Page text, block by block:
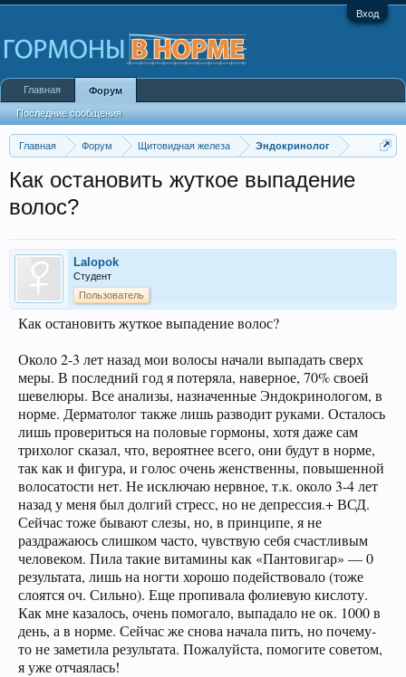
Вход
Главная Форум Щитовидная железа Эндокринолог
Как остановить жуткое выпадение
волос?
Lalopok
Студент
Пользователь
Как остановить жуткое выпадение волос?
Около 2-3 лет назад мои волосы начали выпадать сверх
меры. В последний год я потеряла, наверное, 70% своей
шевелюры. Все анализы, назначенные Эндокринологом, в
норме. Дерматолог также лишь разводит руками. Осталось
лишь провериться на половые гормоны, хотя даже сам
трихолог сказал, что, вероятнее всего, они будут в норме,
так как и фигура, и голос очень женственны, повышенной
волосатости нет. Не исключаю нервное, т.к. около 3-4 лет
назад у меня был долгий стресс, но не депрессия.+ ВСД.
Сейчас тоже бывают слезы, но, в принципе, я не
раздражаюсь слишком часто, чувствую себя счастливым
человеком. Пила такие витамины как «Пантовигар» — 0
результата, лишь на ногти хорошо подействовало (тоже
слоятся оч. Сильно). Еще пропивала фолиевую кислоту.
Как мне казалось, очень помогало, выпадало не ок. 1000 в
день, а в норме. Сейчас же снова начала пить, но почему-
то не заметила результата. Пожалуйста, помогите советом,
я уже отчаялась!
Главная Форум
Последние сообщения